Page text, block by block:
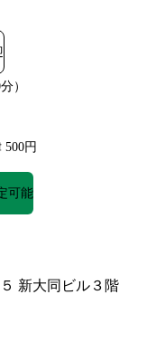
）
円
可能
新大同ビル３階